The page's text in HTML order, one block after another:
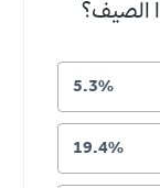
الصيف؟
5.3%
19.4%